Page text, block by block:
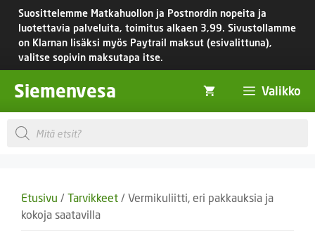
Siirry
sisältöön
Suosittelemme Matkahuollon ja Postnordin nopeita ja
luotettavia palveluita, toimitus alkaen 3,99. Sivustollamme
on Klarnan lisäksi myös Paytrail maksut (esivalittuna),
valitse sopivin maksutapa itse.
Siemenvesa Valikko
Products
search
Etusivu / Tarvikkeet / Vermikuliitti, eri pakkauksia ja
kokoja saatavilla